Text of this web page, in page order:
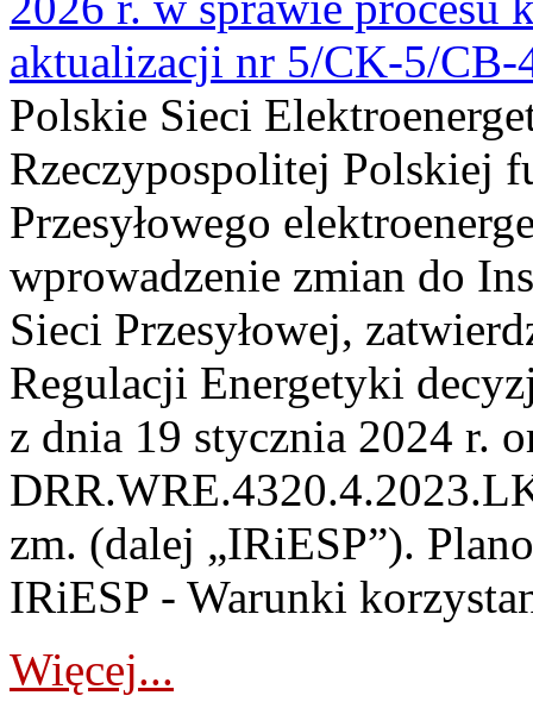
aktualizacji nr 5/CK-5/CB-
Polskie Sieci
Rzeczypospolitej Polskiej
Przesyłowego
wprowadzenie zmian do
Sieci Przesyłowej,
Regulacji Energetyki
z dnia 19 stycznia 2024 r.
zm. (dalej „IRiESP”).
IRiESP - Warunki
Więcej...